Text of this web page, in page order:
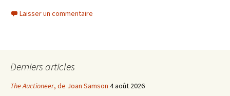
Laisser un commentaire
Derniers articles
The Auctioneer, de Joan Samson 4 août 2026